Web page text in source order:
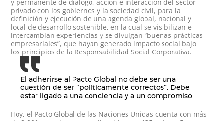
y permanente de diálogo, acción e interacción del sector
privado con los gobiernos y la sociedad civil, para la
definición y ejecución de una agenda global, nacional y
local de desarrollo sostenible, en la cual se visibilizan e
intercambian experiencias y se divulgan “buenas prácticas
empresariales”, que hayan generado impacto social bajo
los principios de la Responsabilidad Social Corporativa.
El adherirse al Pacto Global no debe ser una
cuestión de ser “políticamente correctos”. Debe
estar ligado a una conciencia y a un compromiso
Hoy, el Pacto Global de las Naciones Unidas cuenta con más